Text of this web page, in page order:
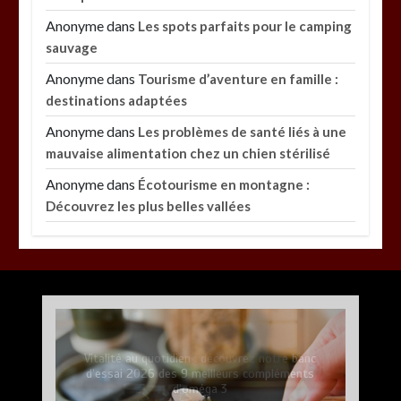
Anonymedans Les spots parfaits pour le camping
sauvage
Anonymedans Tourisme d’aventure en famille :
destinations adaptées
Anonymedans Les problèmes de santé liés à une
mauvaise alimentation chez un chien stérilisé
Anonymedans Écotourisme en montagne :
Découvrez les plus belles vallées
Vitalité au quotidien : découvrez notre banc
d’essai 2026 des 9 meilleurs compléments
d’oméga 3
Paysagiste à Sainte-Eulalie : ce qui sépare le bon
parPovoski 5 août 2026
0
6 minutes
3 jours